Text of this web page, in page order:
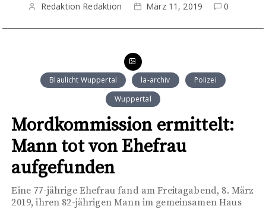
Redaktion Redaktion März 11, 2019 0
Blaulicht Wuppertal la-archiv
Polizei
Wuppertal
Mordkommission ermittelt:
Mann tot von Ehefrau
aufgefunden
Eine 77-jährige Ehefrau fand am Freitagabend, 8. März
2019, ihren 82-jährigen Mann im gemeinsamen Haus